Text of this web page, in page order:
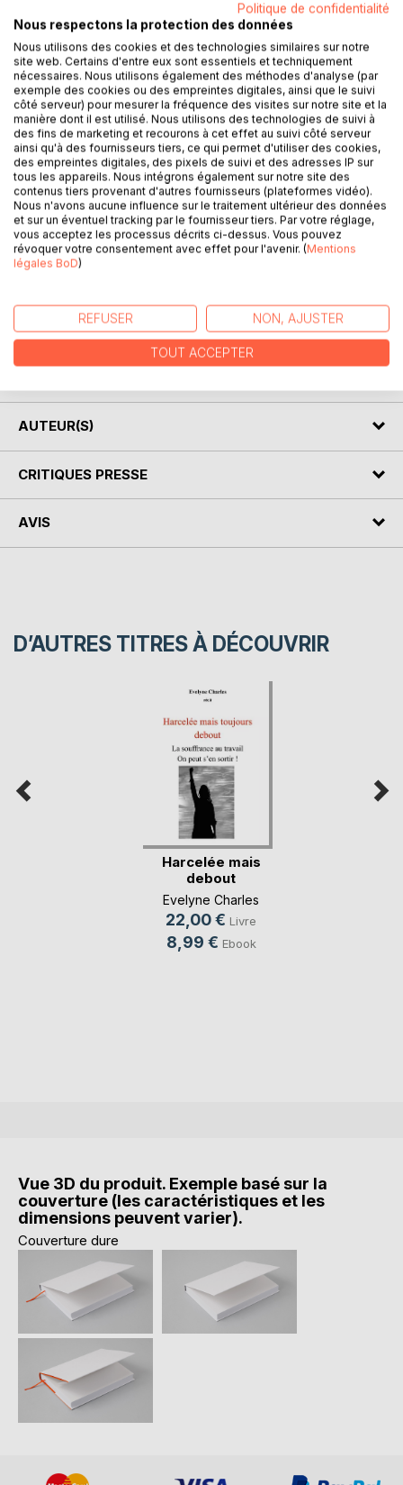
Un jour de 2012, Marie voit son poste de journaliste
supprimé, sans préavis ni explications. Bien que la direction
lui ait promis un nouveau poste, les semaines et les mois
passent sans que rien ne bouge. Isolement, silence et mise
au placard s'éternisent jusqu'à ce que, Marie, au bout du
rouleau, avale une boite d'anxiolytiques. Elle comprend
alors que pour sortir de ce cauchemar, elle doit se battre.
C'est ainsi qu'elle décide d'attaquer son employeur en
justice. Elle a maintenant un objectif : obtenir
reconnaissance et réparation de sa maltraitance. La justice
la déboute en première instance, mais, soutenue par son
indéfectible avocate elle fait appel.
Pendant quatre ans, s'engage une bataille juridique
acharnée, ponctuée d'attente, de souffrances, de solitude,
Marie l'emporte la justice lui rend raison. Finalement, au
delà de sa propre histoire, Marie va aussi gagner pour tous
ceux et toutes celles qui, comme elle, subissent la même
AUTEUR(S)
CRITIQUES PRESSE
AVIS
D’AUTRES TITRES À DÉCOUVRIR
Harcelée mais
debout
Evelyne Charles
22,00 € Livre
8,99 € Ebook
Vue 3D du produit. Exemple basé sur la
couverture (les caractéristiques et les
dimensions peuvent varier).
Couverture dure
Politique de confidentialité
Nous respectons la protection des données
Nous utilisons des cookies et des technologies similaires sur notre
site web. Certains d'entre eux sont essentiels et techniquement
nécessaires. Nous utilisons également des méthodes d'analyse (par
exemple des cookies ou des empreintes digitales, ainsi que le suivi
côté serveur) pour mesurer la fréquence des visites sur notre site et la
manière dont il est utilisé. Nous utilisons des technologies de suivi à
des fins de marketing et recourons à cet effet au suivi côté serveur
ainsi qu'à des fournisseurs tiers, ce qui permet d'utiliser des cookies,
des empreintes digitales, des pixels de suivi et des adresses IP sur
tous les appareils. Nous intégrons également sur notre site des
contenus tiers provenant d'autres fournisseurs (plateformes vidéo).
Nous n'avons aucune influence sur le traitement ultérieur des données
et sur un éventuel tracking par le fournisseur tiers. Par votre réglage,
vous acceptez les processus décrits ci-dessus. Vous pouvez
révoquer votre consentement avec effet pour l'avenir. (Mentions
légales BoD)
REFUSER NON, AJUSTER
TOUT ACCEPTER